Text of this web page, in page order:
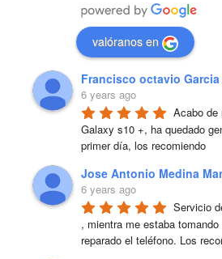
valóranos en
Francisco octavio
6 years ago
Acabo de
Galaxy s10 +, ha quedado
primer día, los recomiendo
Jose Antonio Medina
6 years ago
Servicio
, mientra me estaba
reparado el teléfono. Los